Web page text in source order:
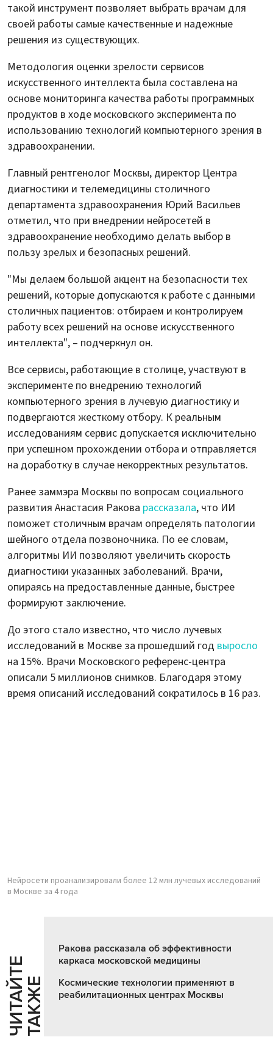
такой инструмент позволяет выбрать врачам для
своей работы самые качественные и надежные
решения из существующих.
Методология оценки зрелости сервисов
искусственного интеллекта была составлена на
основе мониторинга качества работы программных
продуктов в ходе московского эксперимента по
использованию технологий компьютерного зрения в
здравоохранении.
Главный рентгенолог Москвы, директор Центра
диагностики и телемедицины столичного
департамента здравоохранения Юрий Васильев
отметил, что при внедрении нейросетей в
здравоохранение необходимо делать выбор в
пользу зрелых и безопасных решений.
"Мы делаем большой акцент на безопасности тех
решений, которые допускаются к работе с данными
столичных пациентов: отбираем и контролируем
работу всех решений на основе искусственного
интеллекта", – подчеркнул он.
Все сервисы, работающие в столице, участвуют в
эксперименте по внедрению технологий
компьютерного зрения в лучевую диагностику и
подвергаются жесткому отбору. К реальным
исследованиям сервис допускается исключительно
при успешном прохождении отбора и отправляется
на доработку в случае некорректных результатов.
Ранее заммэра Москвы по вопросам социального
развития Анастасия Ракова рассказала, что ИИ
поможет столичным врачам определять патологии
шейного отдела позвоночника. По ее словам,
алгоритмы ИИ позволяют увеличить скорость
диагностики указанных заболеваний. Врачи,
опираясь на предоставленные данные, быстрее
формируют заключение.
До этого стало известно, что число лучевых
исследований в Москве за прошедший год выросло
на 15%. Врачи Московского референс-центра
описали 5 миллионов снимков. Благодаря этому
время описаний исследований сократилось в 16 раз.
Нейросети проанализировали более 12 млн лучевых исследований
в Москве за 4 года
Ч
И
Т
АЙ
Т
Е
Т
А
К
ЖЕ
Ракова рассказала об эффективности
каркаса московской медицины
Космические технологии применяют в
реабилитационных центрах Москвы